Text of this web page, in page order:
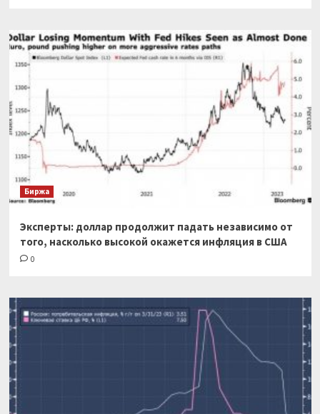
Биржа
Эксперты: доллар продолжит падать независимо от
того, насколько высокой окажется инфляция в США
0